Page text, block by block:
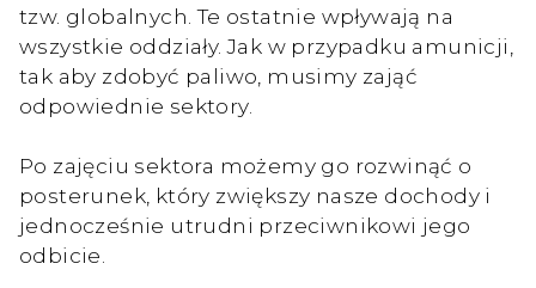
tzw. globalnych. Te ostatnie wpływają na
wszystkie oddziały. Jak w przypadku amunicji,
tak aby zdobyć paliwo, musimy zająć
odpowiednie sektory.
Po zajęciu sektora możemy go rozwinąć o
posterunek, który zwiększy nasze dochody i
jednocześnie utrudni przeciwnikowi jego
odbicie.